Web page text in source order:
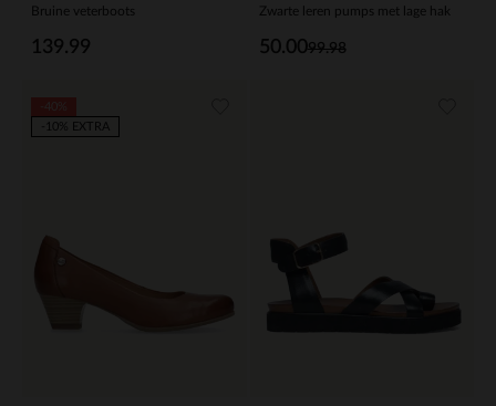
Bruine veterboots
139.99
Zwarte leren pumps met lage hak
99.98
50.00
-10% EXTRA